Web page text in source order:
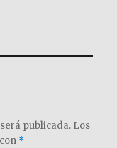
publicada. Los
*